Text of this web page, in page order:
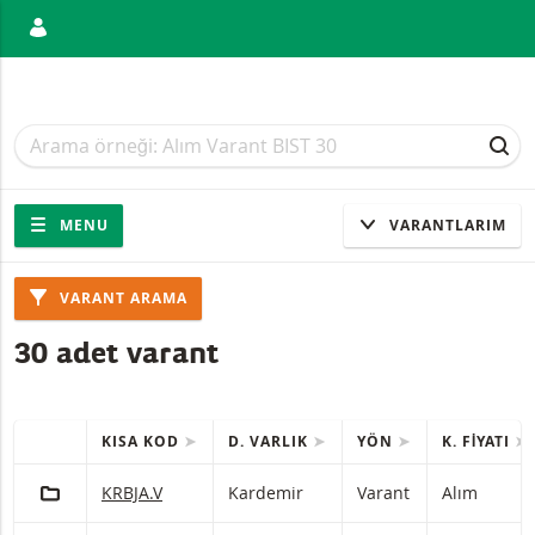
Arama
Arama
Gezinti
Sitede gezinti
MENU VARANTLARIM
Ürünler
VARANT ARAMA
30 adet varant
(Seçilen) ürünleri içeren tablo.
HIZLI IŞLEMLER
KISA KOD D. VARLIK YÖN K. FIYATI
PORTFÖY'E EKLEKardemir Varant Alım Zararı durdurma seviyesiyle 62
KRBJA.V Kardemir Varant Alım